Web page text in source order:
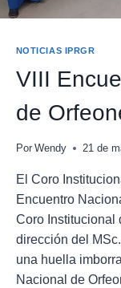
NOTICIAS IPRGR
VIII
de
Por Wendy 21 de
El Coro
Encuentro
Coro Institucional
dirección del
una huella
Nacional de